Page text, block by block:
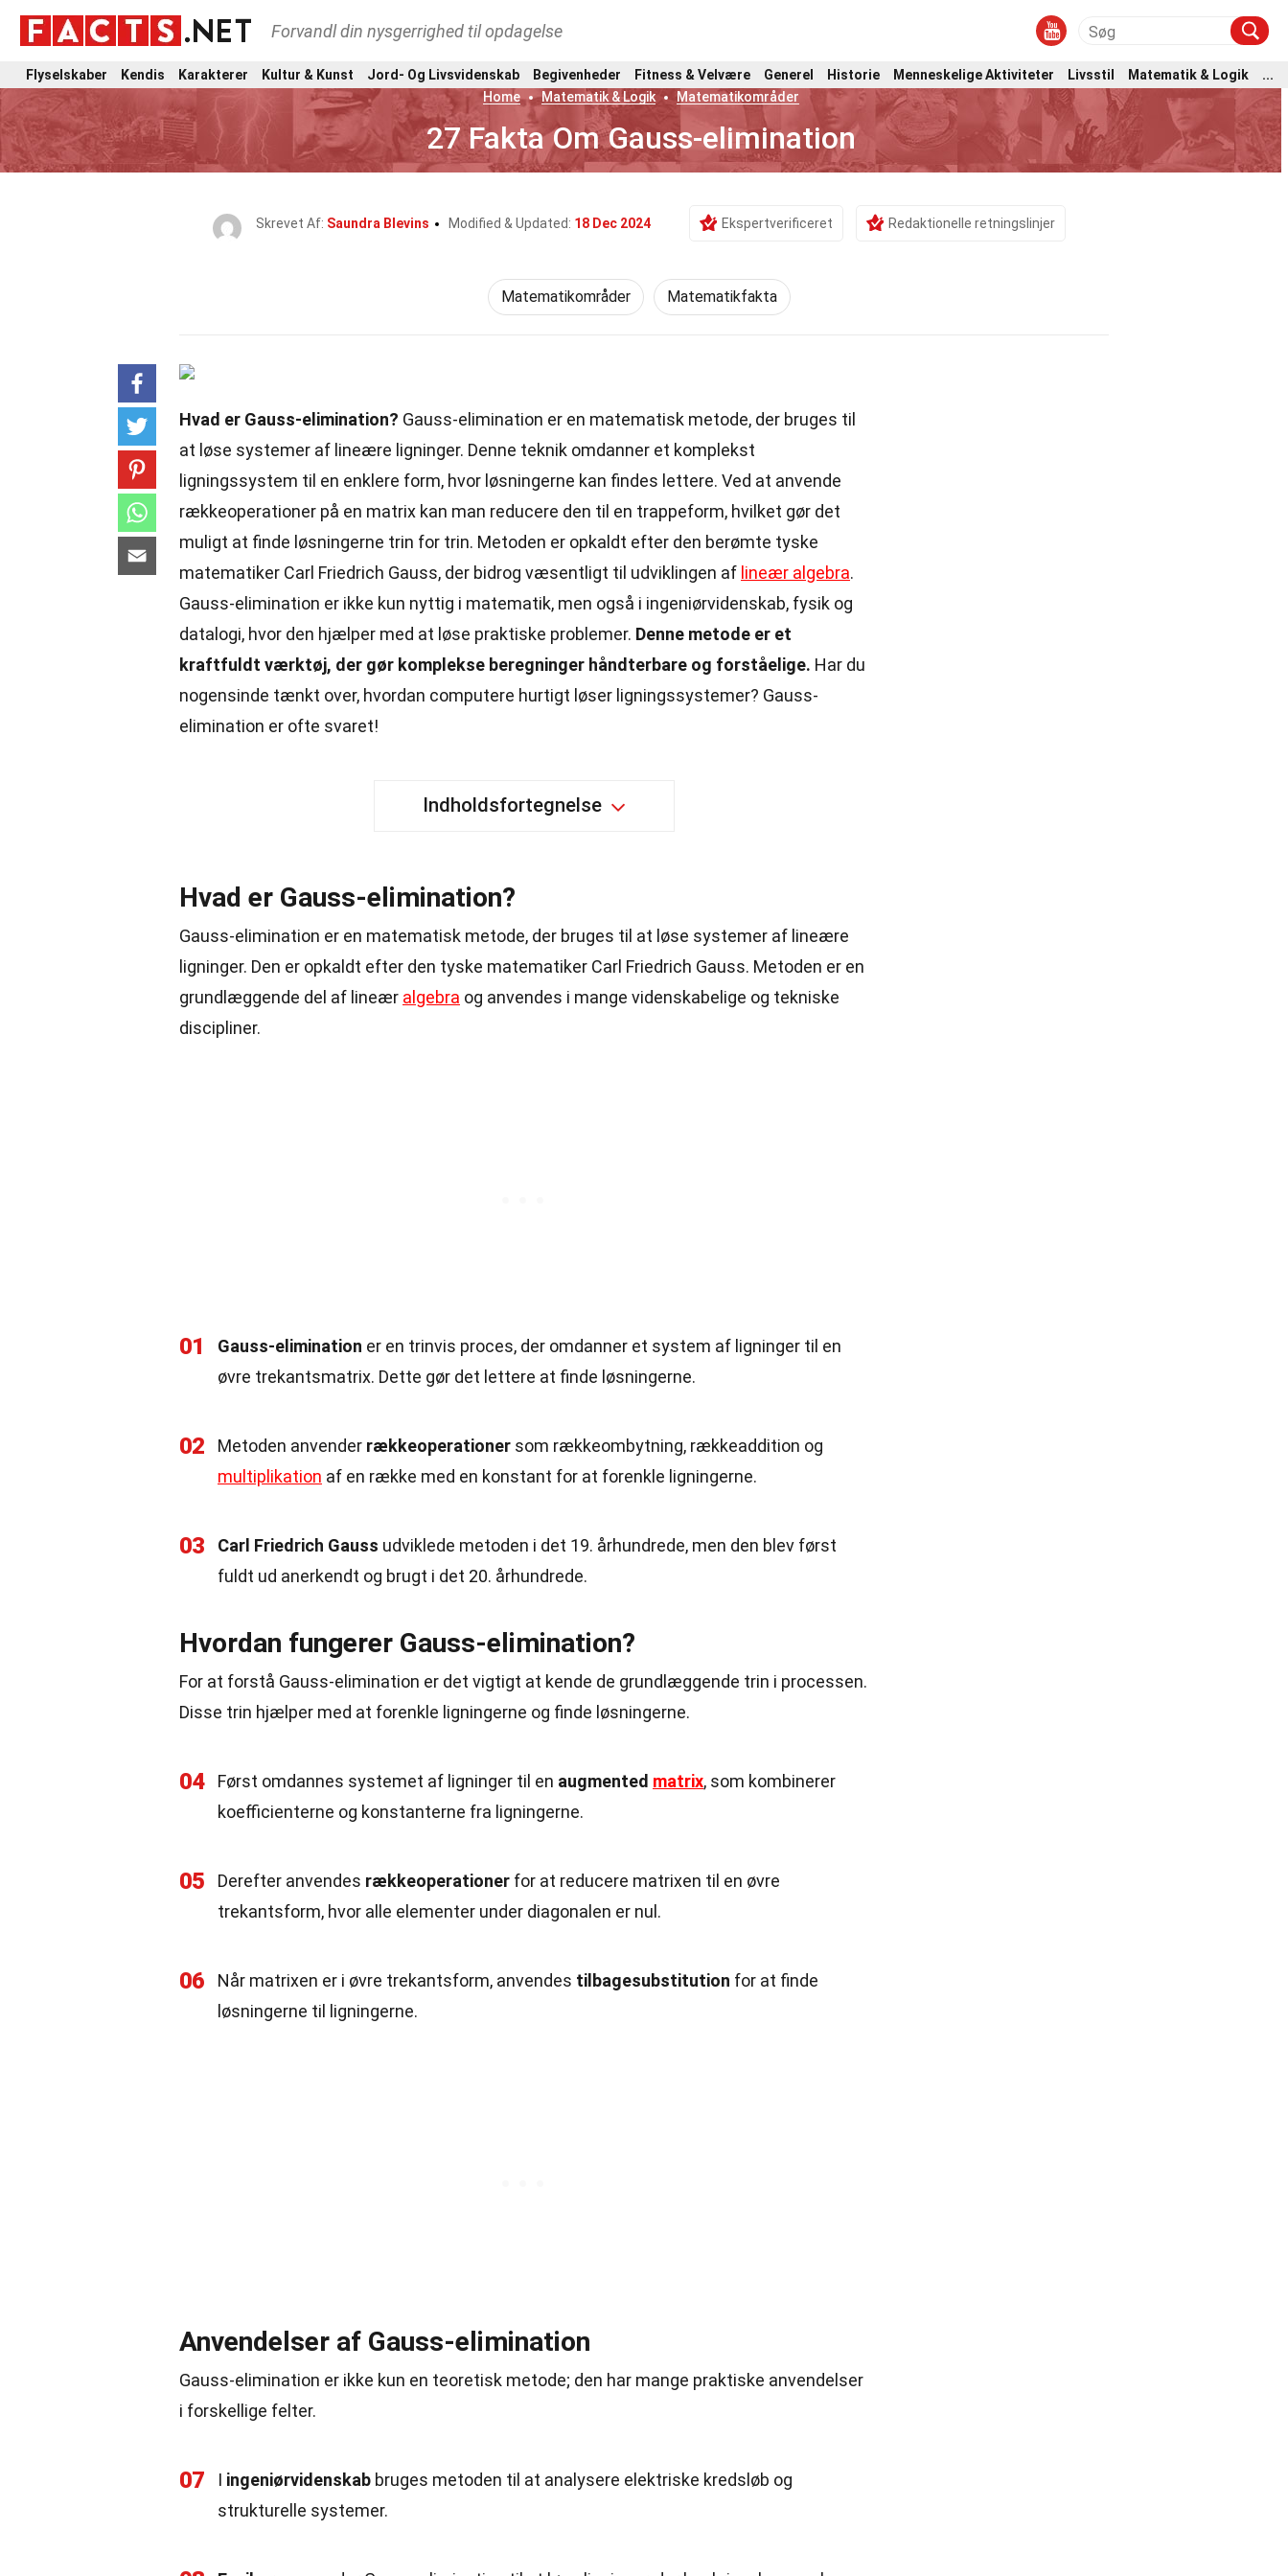
Forvandl din nysgerrighed til opdagelse
Flyselskaber Kendis Karakterer Kultur & Kunst Jord- Og Livsvidenskab Begivenheder Fitness & Velvære Generel Historie Menneskelige Aktiviteter Livsstil Matematik & Logik
...
Home
Matematik & Logik Matematikområder
27 Fakta Om Gauss-elimination
Skrevet Af: Saundra Blevins Modified & Updated: 18 Dec 2024 Ekspertverificeret Redaktionelle retningslinjer
Matematikområder Matematikfakta
Hvad er Gauss-elimination? Gauss-elimination er en matematisk metode, der bruges til
at løse systemer af lineære ligninger. Denne teknik omdanner et komplekst
ligningssystem til en enklere form, hvor løsningerne kan findes lettere. Ved at anvende
rækkeoperationer på en matrix kan man reducere den til en trappeform, hvilket gør det
muligt at finde løsningerne trin for trin. Metoden er opkaldt efter den berømte tyske
matematiker Carl Friedrich Gauss, der bidrog væsentligt til udviklingen af lineær algebra.
Gauss-elimination er ikke kun nyttig i matematik, men også i ingeniørvidenskab, fysik og
datalogi, hvor den hjælper med at løse praktiske problemer. Denne metode er et
kraftfuldt værktøj, der gør komplekse beregninger håndterbare og forståelige. Har du
nogensinde tænkt over, hvordan computere hurtigt løser ligningssystemer? Gauss-
elimination er ofte svaret!
Indholdsfortegnelse
Hvad er Gauss-elimination?
Gauss-elimination er en matematisk metode, der bruges til at løse systemer af lineære
ligninger. Den er opkaldt efter den tyske matematiker Carl Friedrich Gauss. Metoden er en
grundlæggende del af lineær algebra og anvendes i mange videnskabelige og tekniske
discipliner.
01 Gauss-elimination er en trinvis proces, der omdanner et system af ligninger til en
øvre trekantsmatrix. Dette gør det lettere at finde løsningerne.
02 Metoden anvender rækkeoperationer som rækkeombytning, rækkeaddition og
multiplikation af en række med en konstant for at forenkle ligningerne.
03 Carl Friedrich Gauss udviklede metoden i det 19. århundrede, men den blev først
fuldt ud anerkendt og brugt i det 20. århundrede.
Hvordan fungerer Gauss-elimination?
For at forstå Gauss-elimination er det vigtigt at kende de grundlæggende trin i processen.
Disse trin hjælper med at forenkle ligningerne og finde løsningerne.
04 Først omdannes systemet af ligninger til en augmented matrix, som kombinerer
koefficienterne og konstanterne fra ligningerne.
05 Derefter anvendes rækkeoperationer for at reducere matrixen til en øvre
trekantsform, hvor alle elementer under diagonalen er nul.
06 Når matrixen er i øvre trekantsform, anvendes tilbagesubstitution for at finde
løsningerne til ligningerne.
Anvendelser af Gauss-elimination
Gauss-elimination er ikke kun en teoretisk metode; den har mange praktiske anvendelser
i forskellige felter.
07 I ingeniørvidenskab bruges metoden til at analysere elektriske kredsløb og
strukturelle systemer.